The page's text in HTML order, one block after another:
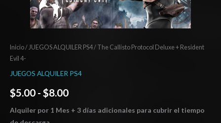
Inicio/ JUEGOS ALQUILER PS4/ The Callisto Protocol Deluxe + Resident
Evil 4-
JUEGOS ALQUILER PS4
$5.00 - $8.00
Alquiler por 1 Mes + 3 días adicionales para cubrir el tiempo